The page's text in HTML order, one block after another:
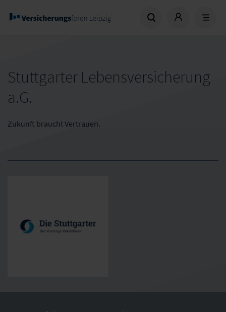
Stuttgarter Lebensversicherung
a.G.
Zukunft braucht Vertrauen.